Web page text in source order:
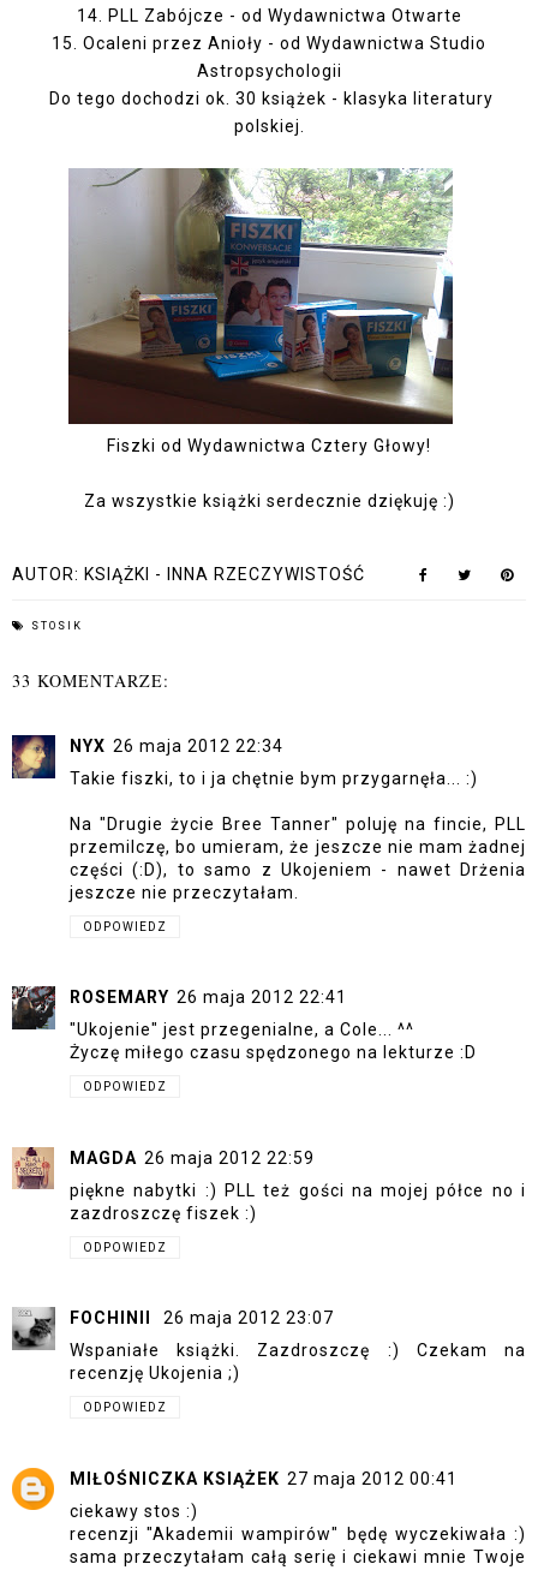
14. PLL Zabójcze - od Wydawnictwa Otwarte
15. Ocaleni przez Anioły - od Wydawnictwa Studio
Astropsychologii
Do tego dochodzi ok. 30 książek - klasyka literatury
polskiej.
Fiszki od Wydawnictwa Cztery Głowy!
Za wszystkie książki serdecznie dziękuję :)
AUTOR: KSIĄŻKI - INNA RZECZYWISTOŚĆ
STOSIK
33 KOMENTARZE:
NYX 26 maja 2012 22:34
Takie fiszki, to i ja chętnie bym przygarnęła... :)
Na "Drugie życie Bree Tanner" poluję na fincie, PLL
przemilczę, bo umieram, że jeszcze nie mam żadnej
części (:D), to samo z Ukojeniem - nawet Drżenia
jeszcze nie przeczytałam.
ODPOWIEDZ
ROSEMARY 26 maja 2012 22:41
"Ukojenie" jest przegenialne, a Cole... ^^
Życzę miłego czasu spędzonego na lekturze :D
ODPOWIEDZ
MAGDA 26 maja 2012 22:59
piękne nabytki :) PLL też gości na mojej półce no i
zazdroszczę fiszek :)
ODPOWIEDZ
FOCHINII
26 maja 2012 23:07
Wspaniałe książki. Zazdroszczę :) Czekam na
recenzję Ukojenia ;)
ODPOWIEDZ
MIŁOŚNICZKA KSIĄŻEK 27 maja 2012 00:41
ciekawy stos :)
recenzji "Akademii wampirów" będę wyczekiwała :)
sama przeczytałam całą serię i ciekawi mnie Twoje